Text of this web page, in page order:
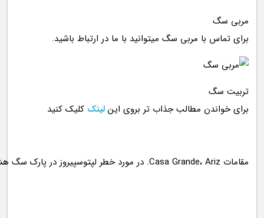
مربی سگ
برای تماس با مربی سگ میتوانید با ما در ارتباط باشید.
تربیت سگ
برای خواندن مطالب جذاب تر بروی اینلینک کلیک کنید